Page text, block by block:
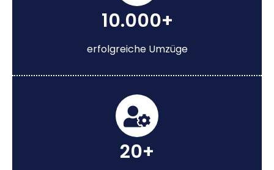
10.000+
erfolgreiche Umzüge
20+